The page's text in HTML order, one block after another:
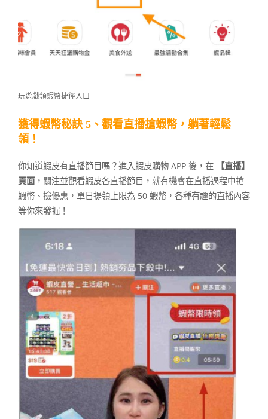
玩遊戲領蝦幣捷徑入口
獲得蝦幣秘訣 5、觀看直播搶蝦幣，躺著輕鬆
領！
你知道蝦皮有直播節目嗎？進入蝦皮購物 APP 後，在
【直播】
頁面，關注並觀看蝦皮各直播節目，就有機會在直播過程中搶
蝦幣、撿優惠，單日提領上限為 50 蝦幣，各種有趣的直播內容
等你來發掘！